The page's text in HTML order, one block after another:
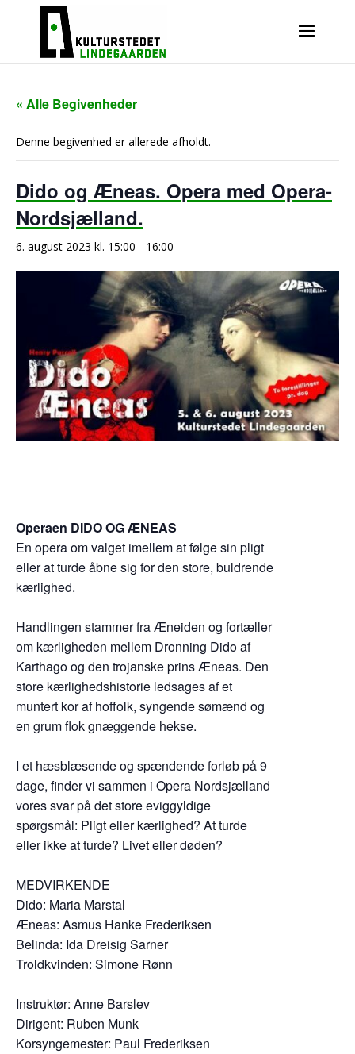
« Alle Begivenheder
Denne begivenhed er allerede afholdt.
Dido og Æneas. Opera med Opera-
Nordsjælland.
6. august 2023 kl. 15:00 - 16:00
Operaen DIDO OG ÆNEAS
En opera om valget imellem at følge sin pligt
eller at turde åbne sig for den store, buldrende
kærlighed.
Handlingen stammer fra Æneiden og fortæller
om kærligheden mellem Dronning Dido af
Karthago og den trojanske prins Æneas. Den
store kærlighedshistorie ledsages af et
muntert kor af hoffolk, syngende sømænd og
en grum flok gnæggende hekse.
I et hæsblæsende og spændende forløb på 9
dage, finder vi sammen i Opera Nordsjælland
vores svar på det store eviggyldige
spørgsmål: Pligt eller kærlighed? At turde
eller ikke at turde? Livet eller døden?
MEDVIRKENDE
Dido: Maria Marstal
Æneas: Asmus Hanke Frederiksen
Belinda: Ida Dreisig Sarner
Troldkvinden: Simone Rønn
Instruktør: Anne Barslev
Dirigent: Ruben Munk
Korsyngemester: Paul Frederiksen